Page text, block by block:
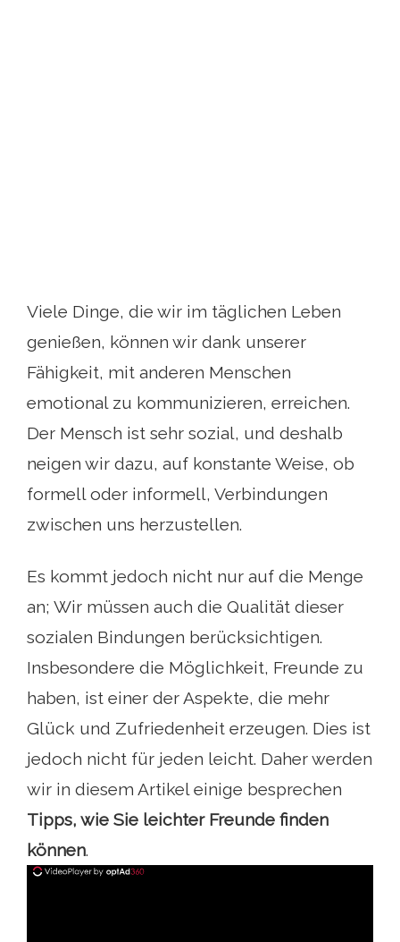
Viele Dinge, die wir im täglichen Leben
genießen, können wir dank unserer
Fähigkeit, mit anderen Menschen
emotional zu kommunizieren, erreichen.
Der Mensch ist sehr sozial, und deshalb
neigen wir dazu, auf konstante Weise, ob
formell oder informell, Verbindungen
zwischen uns herzustellen.
Es kommt jedoch nicht nur auf die Menge
an; Wir müssen auch die Qualität dieser
sozialen Bindungen berücksichtigen.
Insbesondere die Möglichkeit, Freunde zu
haben, ist einer der Aspekte, die mehr
Glück und Zufriedenheit erzeugen. Dies ist
jedoch nicht für jeden leicht. Daher werden
wir in diesem Artikel einige besprechen
Tipps, wie Sie leichter Freunde finden
können.